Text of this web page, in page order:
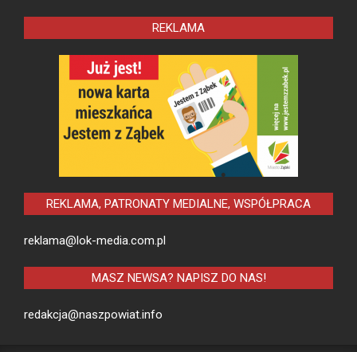
REKLAMA
REKLAMA, PATRONATY MEDIALNE, WSPÓŁPRACA
reklama@lok-media.com.pl
MASZ NEWSA? NAPISZ DO NAS!
redakcja@naszpowiat.info